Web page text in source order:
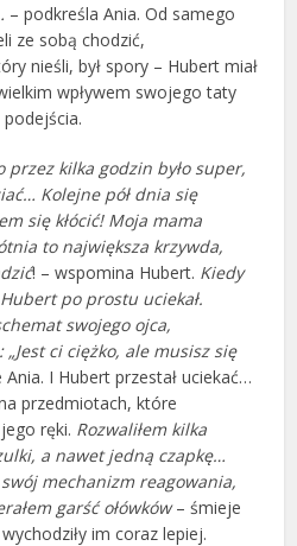
– podkreśla Ania. Od samego
ze sobą chodzić,
nieśli, był spory – Hubert miał
wpływem swojego taty
przez kilka godzin było super,
Kolejne pół dnia się
się kłócić! Moja mama
to największa krzywda,
! – wspomina Hubert. Kiedy
po prostu uciekał.
swojego ojca,
ci ciężko, ale musisz się
I Hubert przestał uciekać…
przedmiotach, które
ręki. Rozwaliłem kilka
a nawet jedną czapkę…
mechanizm reagowania,
garść ołówków– śmieje
im coraz lepiej.